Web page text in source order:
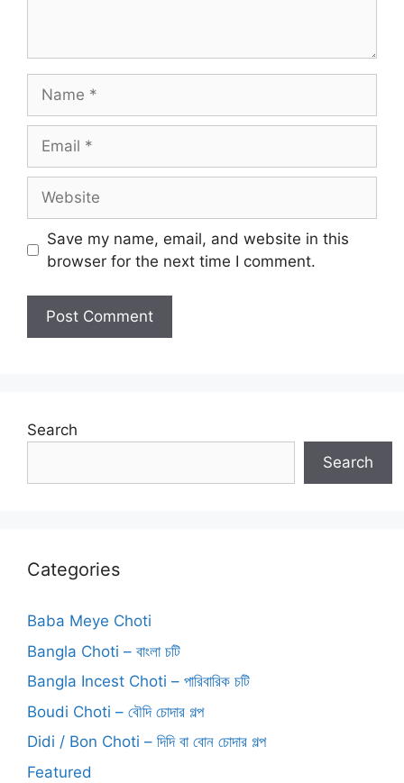
Save my name, email, and website in this
browser for the next time I comment.
Search
Search
Categories
Baba Meye Choti
Bangla Choti – বাংলা চটি
Bangla Incest Choti – পারিবারিক চটি
Boudi Choti – বৌদি চোদার গল্প
Didi / Bon Choti – দিদি বা বোন চোদার গল্প
Featured